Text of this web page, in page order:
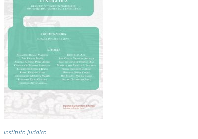
Instituto Jurídico